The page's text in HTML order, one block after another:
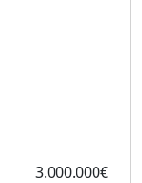
3.000.000€